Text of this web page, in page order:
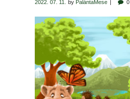
2022. 07. 11. by PalántaMese 0